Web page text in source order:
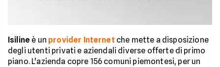
Isiline è un provider Internet che mette a disposizione
degli utenti privati e aziendali diverse offerte di primo
piano. L'azienda copre 156 comuni piemontesi, per un